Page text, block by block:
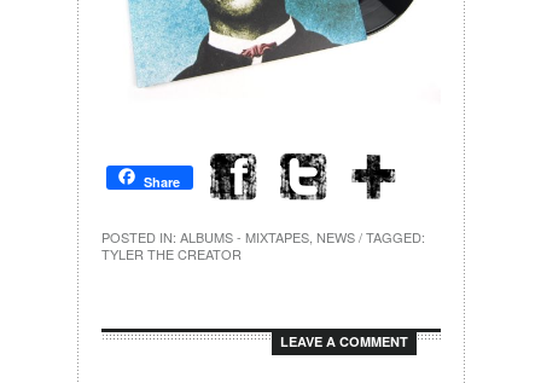
Share
POSTED IN: ALBUMS - MIXTAPES, NEWS / TAGGED:
TYLER THE CREATOR
LEAVE A COMMENT